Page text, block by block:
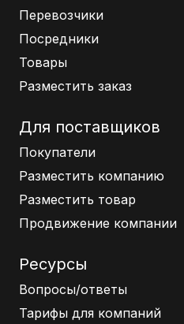
Перевозчики
Посредники
Товары
Разместить заказ
Для поставщиков
Покупатели
Разместить компанию
Разместить товар
Продвижение компании
Ресурсы
Вопросы/ответы
Тарифы для компаний